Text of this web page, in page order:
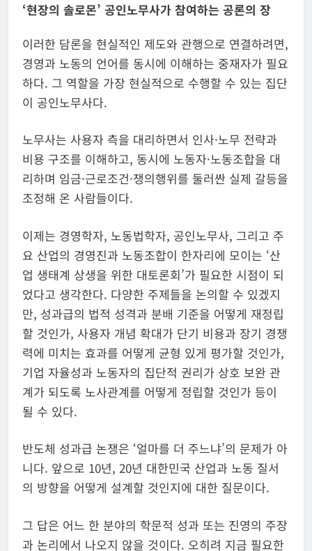
‘현장의 솔로몬’ 공인노무사가 참여하는 공론의 장​
이러한 담론을 현실적인 제도와 관행으로 연결하려면,
경영과 노동의 언어를 동시에 이해하는 중재자가 필요
하다. 그 역할을 가장 현실적으로 수행할 수 있는 집단
이 공인노무사다.
노무사는 사용자 측을 대리하면서 인사·노무 전략과
비용 구조를 이해하고, 동시에 노동자·노동조합을 대
리하며 임금·근로조건·쟁의행위를 둘러싼 실제 갈등을
조정해 온 사람들이다.​
이제는 경영학자, 노동법학자, 공인노무사, 그리고 주
요 산업의 경영진과 노동조합이 한자리에 모이는 ‘산
업 생태계 상생을 위한 대토론회’가 필요한 시점이 되
었다고 생각한다. 다양한 주제들을 논의할 수 있겠지
만, 성과급의 법적 성격과 분배 기준을 어떻게 재정립
할 것인가, 사용자 개념 확대가 단기 비용과 장기 경쟁
력에 미치는 효과를 어떻게 균형 있게 평가할 것인가,
기업 자율성과 노동자의 집단적 권리가 상호 보완 관
계가 되도록 노사관계를 어떻게 정립할 것인가 등이
될 수 있다.
​반도체 성과급 논쟁은 ‘얼마를 더 주느냐’의 문제가 아
니다. 앞으로 10년, 20년 대한민국 산업과 노동 질서
의 방향을 어떻게 설계할 것인지에 대한 질문이다.
그 답은 어느 한 분야의 학문적 성과 또는 진영의 주장
과 논리에서 나오지 않을 것이다. 오히려 지금 필요한